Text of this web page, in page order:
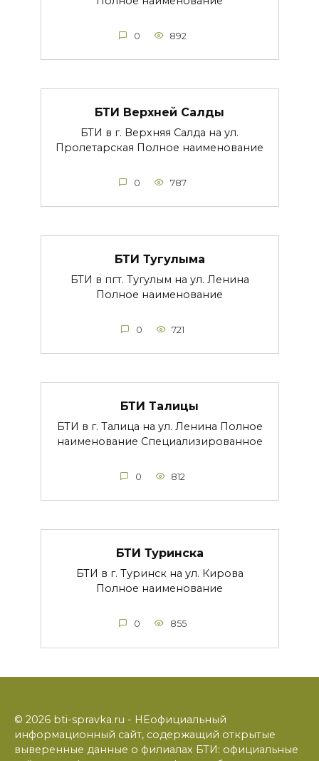
0 892
БТИ Верхней Салды
БТИ в г. Верхняя Салда на ул.
Пролетарская Полное наименование
0 787
БТИ Тугулыма
БТИ в пгт. Тугулым на ул. Ленина
Полное наименование
0 721
БТИ Талицы
БТИ в г. Талица на ул. Ленина Полное
наименование Специализированное
0 812
БТИ Туринска
БТИ в г. Туринск на ул. Кирова
Полное наименование
0 855
© 2026 bti-spravka.ru - НЕофициальный
информационный сайт, содержащий открытые
выверенные данные о филиалах БТИ: официальные